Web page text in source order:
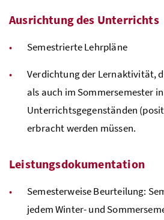
Ausrichtung des Unterrichts
Semestrierte Lehrpläne
Verdichtung der Lernaktivität,
als auch im Sommersemester
Unterrichtsgegenständen
erbracht werden müssen.
Leistungsdokumentation
Semesterweise Beurteilung:
jedem Winter- und